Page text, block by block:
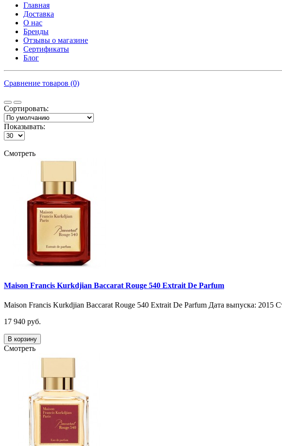
Главная
Доставка
О нас
Бренды
Отзывы о магазине
Сертификаты
Блог
Сравнение товаров (0)
Сортировать:
Показывать:
Смотреть
Maison Francis Kurkdjian Baccarat Rouge 540 Extrait De Parfum
Maison Francis Kurkdjian Baccarat Rouge 540 Extrait De Parfum Дата выпуска: 2015
17 940 руб.
В корзину
Смотреть